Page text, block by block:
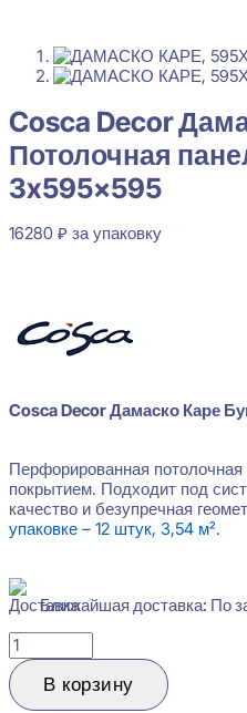
Cosca Decor
Потолочная
3x595x595
16280 ₽ за упаковку
Cosca Decor Дамаско Каре
Перфорированная
покрытием. Подходит под
качество и безупречная
упаковке – 12 штук, 3,54 м².
Ближайшая доставка: По
Количество
товара
Cosca
Decor
В корзину